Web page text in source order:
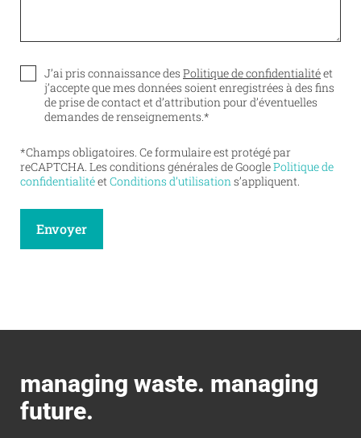
J’ai pris connaissance des Politique de confidentialitéet
j’accepte que mes données soient enregistrées à des fins
de prise de contact et d’attribution pour d’éventuelles
demandes de renseignements.*
*Champs obligatoires. Ce formulaire est protégé par
reCAPTCHA. Les conditions générales de GooglePolitique de
confidentialitéetConditions d’utilisations’appliquent.
Envoyer
managing waste. managing
future.